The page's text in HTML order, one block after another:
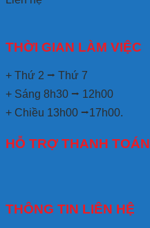
THỜI GIAN LÀM VIỆC
+ Thứ 2 ⭢ Thứ 7
+ Sáng 8h30 ⭢ 12h00
+ Chiều 13h00 ⭢17h00.
HỖ TRỢ THANH TOÁN
THÔNG TIN LIÊN HỆ